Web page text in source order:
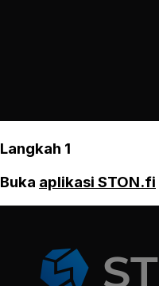
Langkah 1
Buka aplikasi STON.fi